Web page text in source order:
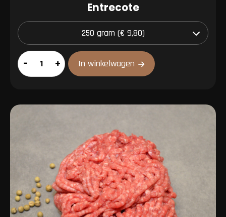
Entrecote
Entrecote
aantal
– + In winkelwagen